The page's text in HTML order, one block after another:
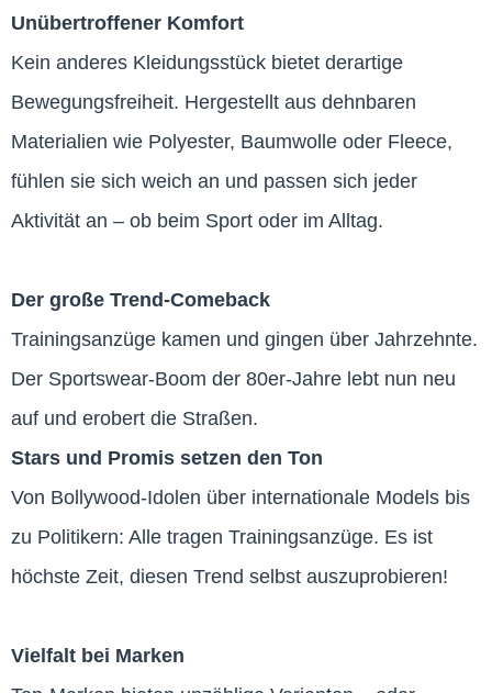
Unübertroffener Komfort
Kein anderes Kleidungsstück bietet derartige
Bewegungsfreiheit. Hergestellt aus dehnbaren
Materialien wie Polyester, Baumwolle oder Fleece,
fühlen sie sich weich an und passen sich jeder
Aktivität an – ob beim Sport oder im Alltag.
Der große Trend-Comeback
Trainingsanzüge kamen und gingen über Jahrzehnte.
Der Sportswear-Boom der 80er-Jahre lebt nun neu
auf und erobert die Straßen.
Stars und Promis setzen den Ton
Von Bollywood-Idolen über internationale Models bis
zu Politikern: Alle tragen Trainingsanzüge. Es ist
höchste Zeit, diesen Trend selbst auszuprobieren!
Vielfalt bei Marken